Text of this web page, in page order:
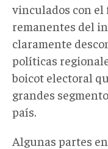
vinculados con el
remanentes del
claramente
políticas
boicot electoral
grandes
país.
Algunas partes